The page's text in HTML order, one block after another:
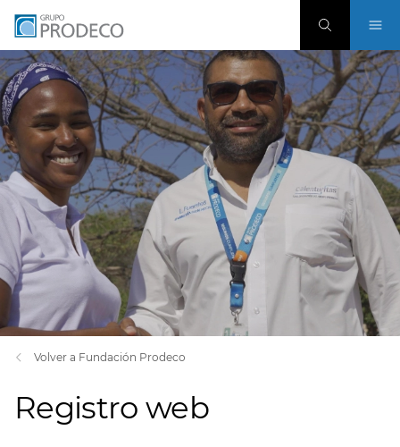
Volver a Fundación Prodeco
Registro web